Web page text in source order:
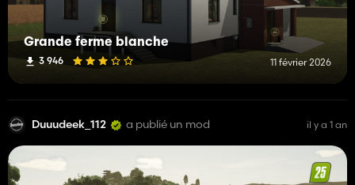
Grande ferme blanche
3 946 11 février 2026
Duuudeek_112 a publié un mod il y a 1 an